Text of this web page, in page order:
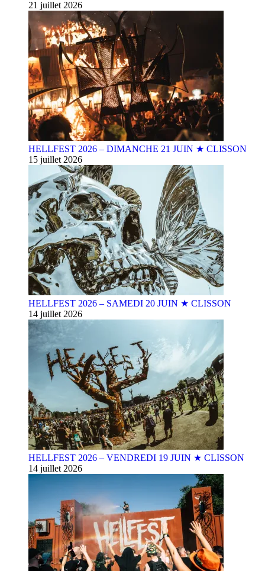
21 juillet 2026
HELLFEST 2026 – DIMANCHE 21 JUIN ★ CLISSON
15 juillet 2026
HELLFEST 2026 – SAMEDI 20 JUIN ★ CLISSON
14 juillet 2026
HELLFEST 2026 – VENDREDI 19 JUIN ★ CLISSON
14 juillet 2026